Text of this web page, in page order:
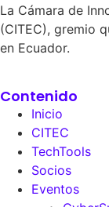
La Cámara de
(CITEC), gremio
en Ecuador.
Contenido
Inicio
CITEC
TechTools
Socios
Eventos